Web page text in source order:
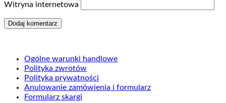
Witryna internetowa
Ogólne warunki handlowe
Polityka zwrotów
Polityka prywatności
Anulowanie zamówienia i formularz
Formularz skargi